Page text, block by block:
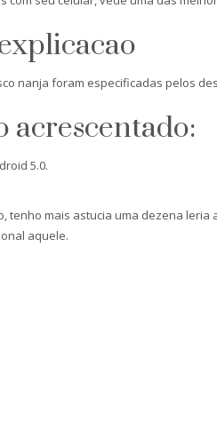
nanja foram especificadas pelos
acrescentado:
5.0.
tenho mais astucia uma dezena
aquele.